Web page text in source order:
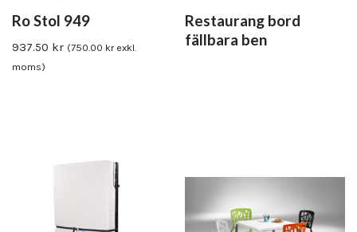
Ro Stol 949
937.50 kr (750.00 krexkl.
moms)
Restaurang bord
fällbara ben